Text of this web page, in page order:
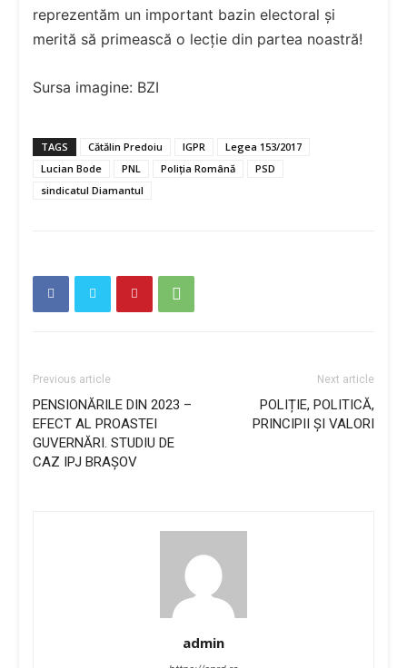
reprezentăm un important bazin electoral și
merită să primească o lecție din partea noastră!
Sursa imagine: BZI
TAGS Cătălin Predoiu IGPR
Legea 153/2017
Lucian Bode
PNL Poliția Română
PSD
sindicatul Diamantul
Previous article
PENSIONĂRILE DIN 2023 –
EFECT AL PROASTEI
GUVERNĂRI. STUDIU DE
CAZ IPJ BRAȘOV
Next article
POLIȚIE, POLITICĂ,
PRINCIPII ȘI VALORI
admin